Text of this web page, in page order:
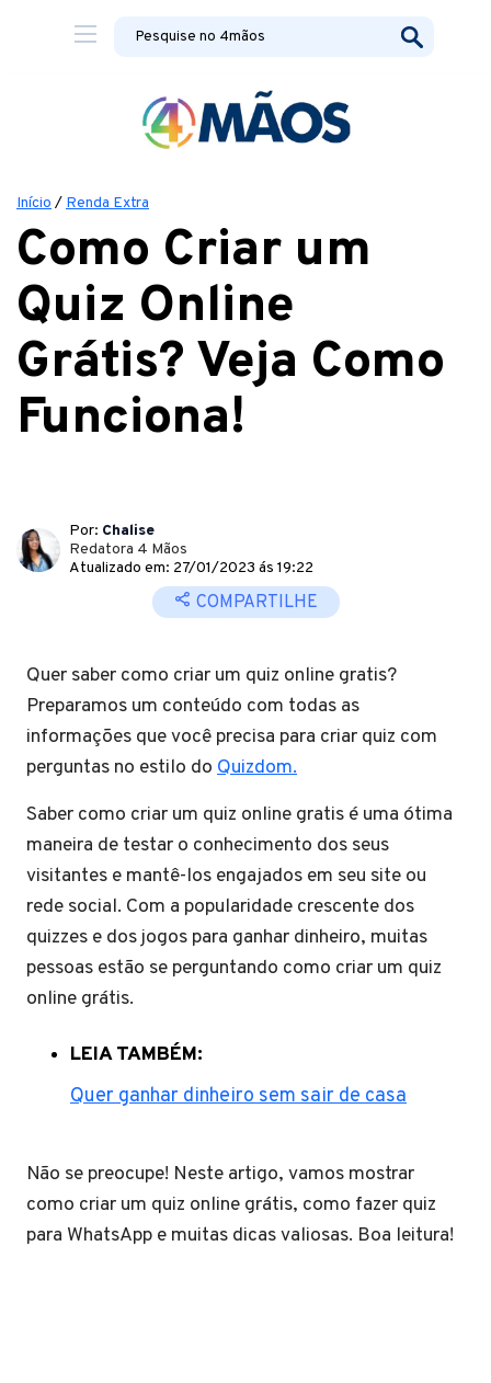
Início / Renda Extra
Como Criar um
Quiz Online
Grátis? Veja Como
Funciona!
Por: Chalise
Redatora 4 Mãos
Atualizado em: 27/01/2023 ás 19:22
COMPARTILHE
Quer saber como criar um quiz online gratis?
Preparamos um conteúdo com todas as
informações que você precisa para criar quiz com
perguntas no estilo do Quizdom.
Saber como criar um quiz online gratis é uma ótima
maneira de testar o conhecimento dos seus
visitantes e mantê-los engajados em seu site ou
rede social. Com a popularidade crescente dos
quizzes e dos jogos para ganhar dinheiro, muitas
pessoas estão se perguntando como criar um quiz
online grátis.
LEIA TAMBÉM:
Quer ganhar dinheiro sem sair de casa
Não se preocupe! Neste artigo, vamos mostrar
como criar um quiz online grátis, como fazer quiz
para WhatsApp e muitas dicas valiosas. Boa leitura!